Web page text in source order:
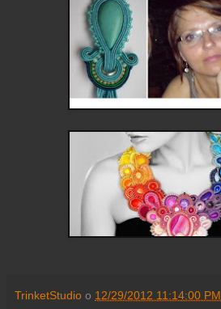
TrinketStudio o 12/29/2012 11:14:00 PM